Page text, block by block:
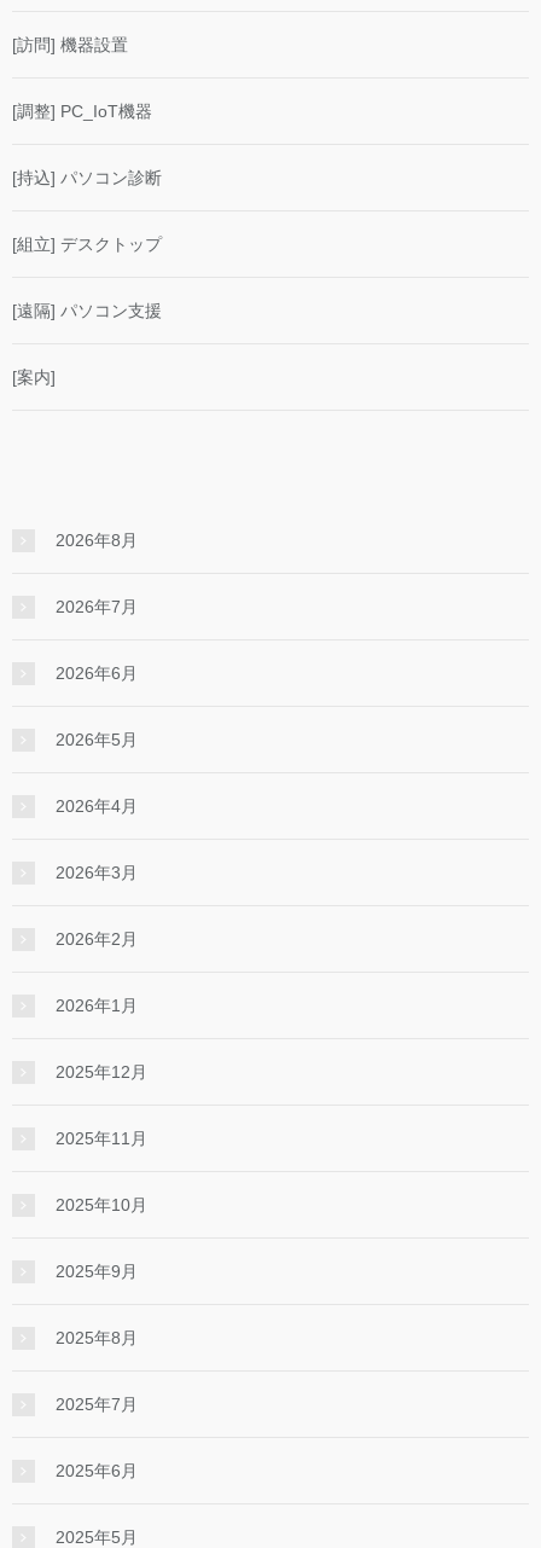
[訪問] 機器設置
[調整] PC_IoT機器
[持込] パソコン診断
[組立] デスクトップ
[遠隔] パソコン支援
[案内]
2026年8月
2026年7月
2026年6月
2026年5月
2026年4月
2026年3月
2026年2月
2026年1月
2025年12月
2025年11月
2025年10月
2025年9月
2025年8月
2025年7月
2025年6月
2025年5月